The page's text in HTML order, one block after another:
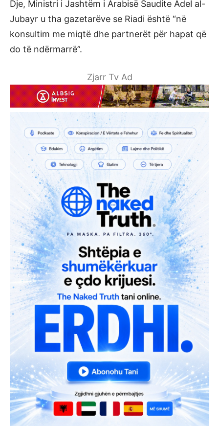
Dje, Ministri i Jashtëm i Arabisë Saudite Adel al-
Jubayr u tha gazetarëve se Riadi është “në
konsultim me miqtë dhe partnerët për hapat që
do të ndërmarrë”.
Zjarr Tv Ad